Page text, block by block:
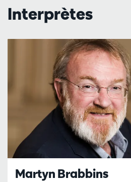
Interprètes
Martyn Brabbins